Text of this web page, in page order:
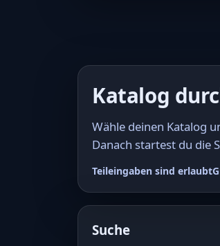
Katalog
Wähle deinen Katalog
Danach startest du die
Teileingaben sind erlaubt
Suche